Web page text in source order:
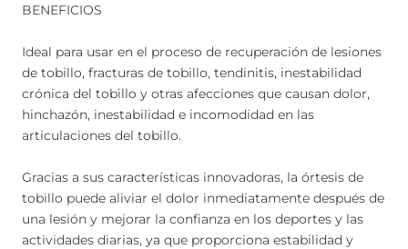
BENEFICIOS
Ideal para usar en el proceso de recuperación de lesiones
de tobillo, fracturas de tobillo, tendinitis, inestabilidad
crónica del tobillo y otras afecciones que causan dolor,
hinchazón, inestabilidad e incomodidad en las
articulaciones del tobillo.
Gracias a sus características innovadoras, la órtesis de
tobillo puede aliviar el dolor inmediatamente después de
una lesión y mejorar la confianza en los deportes y las
actividades diarias, ya que proporciona estabilidad y